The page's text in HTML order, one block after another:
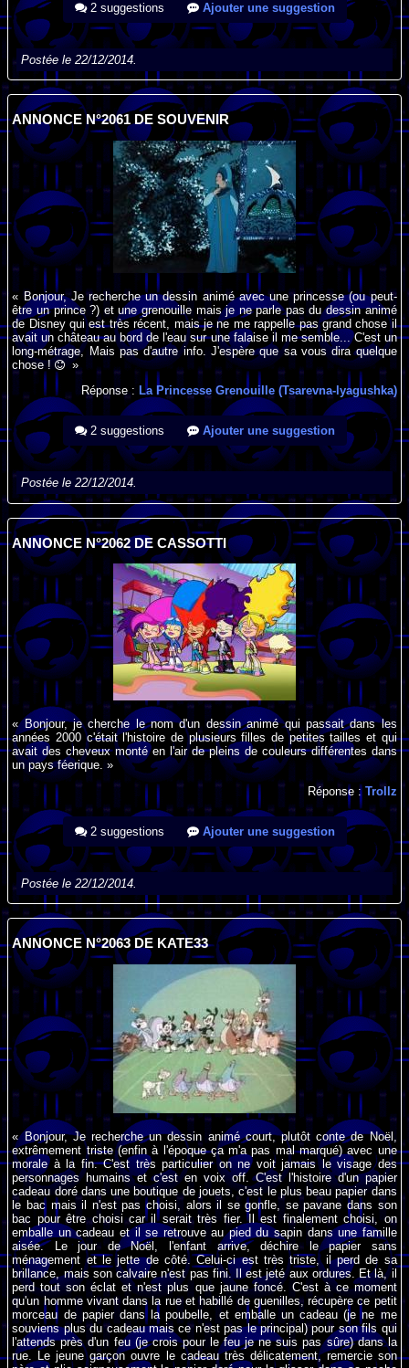
2 suggestions Ajouter une suggestion
Postée le 22/12/2014.
ANNONCE N°2061 DE SOUVENIR
« Bonjour, Je recherche un dessin animé avec une princesse (ou peut-
être un prince ?) et une grenouille mais je ne parle pas du dessin animé
de Disney qui est très récent, mais je ne me rappelle pas grand chose il
avait un château au bord de l'eau sur une falaise il me semble... C'est un
long-métrage, Mais pas d'autre info. J'espère que sa vous dira quelque
chose !
»
Réponse : La Princesse Grenouille (Tsarevna-lyagushka)
2 suggestions Ajouter une suggestion
Postée le 22/12/2014.
ANNONCE N°2062 DE CASSOTTI
« Bonjour, je cherche le nom d'un dessin animé qui passait dans les
années 2000 c'était l'histoire de plusieurs filles de petites tailles et qui
avait des cheveux monté en l'air de pleins de couleurs différentes dans
un pays féerique. »
Réponse : Trollz
2 suggestions Ajouter une suggestion
Postée le 22/12/2014.
ANNONCE N°2063 DE KATE33
« Bonjour, Je recherche un dessin animé court, plutôt conte de Noël,
extrêmement triste (enfin à l'époque ça m'a pas mal marqué) avec une
morale à la fin. C'est très particulier on ne voit jamais le visage des
personnages humains et c'est en voix off. C'est l'histoire d'un papier
cadeau doré dans une boutique de jouets, c'est le plus beau papier dans
le bac mais il n'est pas choisi, alors il se gonfle, se pavane dans son
bac pour être choisi car il serait très fier. Il est finalement choisi, on
emballe un cadeau et il se retrouve au pied du sapin dans une famille
aisée. Le jour de Noël, l'enfant arrive, déchire le papier sans
ménagement et le jette de côté. Celui-ci est très triste, il perd de sa
brillance, mais son calvaire n'est pas fini. Il est jeté aux ordures. Et là, il
perd tout son éclat et n'est plus que jaune foncé. C'est à ce moment
qu'un homme vivant dans la rue et habillé de guenilles, récupère ce petit
morceau de papier dans la poubelle, et emballe un cadeau (je ne me
souviens plus du cadeau mais ce n'est pas le principal) pour son fils qui
l'attends près d'un feu (je crois pour le feu je ne suis pas sûre) dans la
rue. Le jeune garçon ouvre le cadeau très délicatement, remercie son